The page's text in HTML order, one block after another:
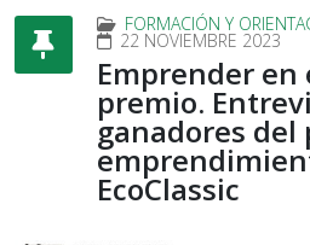
FORMACIÓN Y
22 NOVIEMBRE 2023
Emprender
premio.
ganadores del
EcoClassic